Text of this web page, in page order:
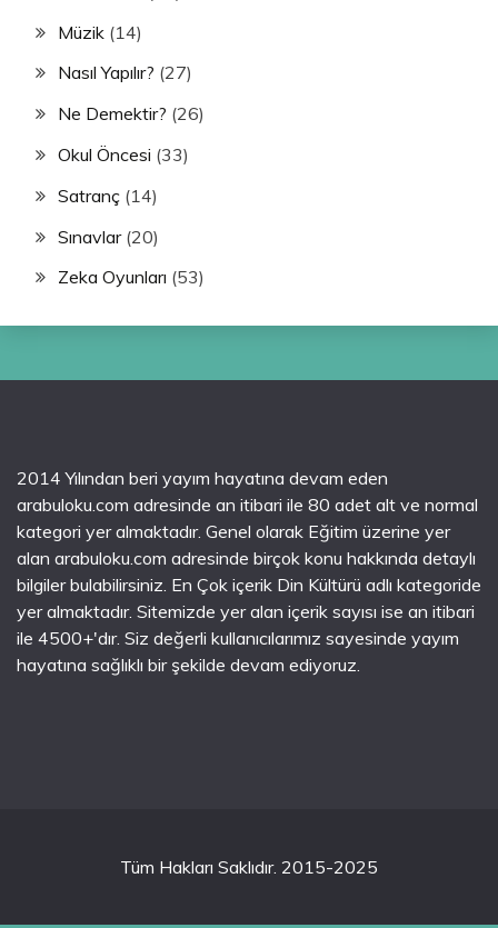
Müzik (14)
Nasıl Yapılır? (27)
Ne Demektir? (26)
Okul Öncesi (33)
Satranç (14)
Sınavlar(20)
Zeka Oyunları (53)
2014 Yılından beri yayım hayatına devam eden
arabuloku.com adresinde an itibari ile 80 adet alt ve normal
kategori yer almaktadır. Genel olarak Eğitim üzerine yer
alan arabuloku.com adresinde birçok konu hakkında detaylı
bilgiler bulabilirsiniz. En Çok içerik Din Kültürü adlı kategoride
yer almaktadır. Sitemizde yer alan içerik sayısı ise an itibari
ile 4500+'dır. Siz değerli kullanıcılarımız sayesinde yayım
hayatına sağlıklı bir şekilde devam ediyoruz.
Tüm Hakları Saklıdır. 2015-2025